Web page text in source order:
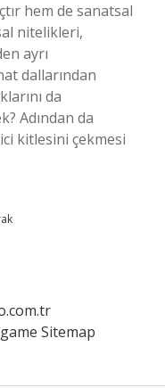
hem de sanatsal
nitelikleri,
ayrı
dallarından
da
Adından da
kitlesini çekmesi
Sitemap